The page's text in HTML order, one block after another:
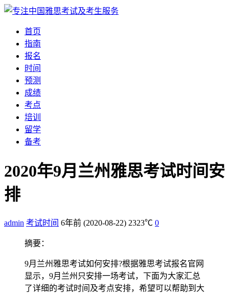
首页
指南
报名
时间
预测
成绩
考点
培训
留学
备考
2020年9月兰州雅思考试时间安
排
admin 考试时间 6年前 (2020-08-22) 2323℃ 0
摘要：
9月兰州雅思考试如何安排?根据雅思考试报名官网
显示，9月兰州只安排一场考试，下面为大家汇总
了详细的考试时间及考点安排，希望可以帮助到大